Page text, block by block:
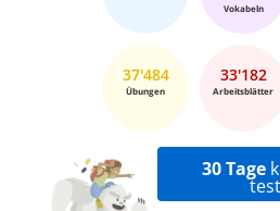
Vokabeln
37'484
Übungen
33'182
Arbeitsblätter
30 Tage